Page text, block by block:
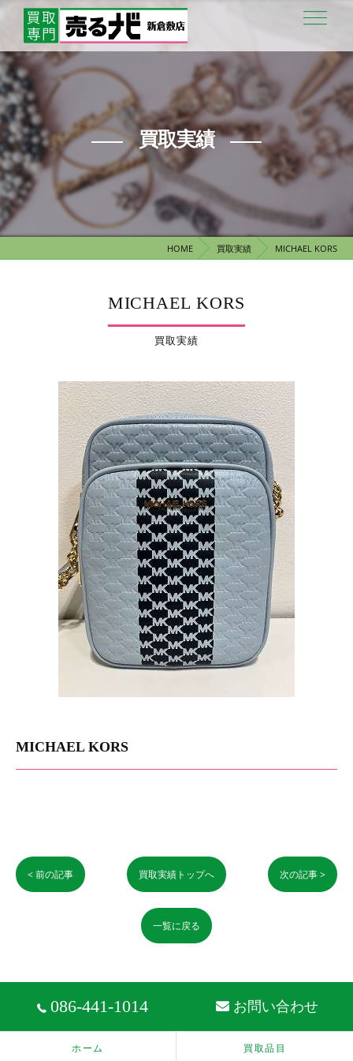
買取実績
HOME 買取実績 MICHAEL KORS
買取実績
MICHAEL KORS
MICHAEL KORS
< 前の記事 買取実績トップへ 次の記事 >
一覧に戻る
086-441-1014 お問い合わせ
ホーム 買取品目